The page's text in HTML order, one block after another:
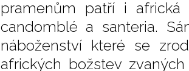
pramenům patří i africká
candomblé a santeria.
náboženství které se
afrických božstev